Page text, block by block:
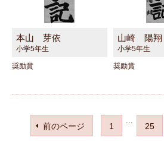
本山 芽依
小学5年生
奨励賞
山崎 陽翔
小学5年生
奨励賞
前のページ 1
...
25